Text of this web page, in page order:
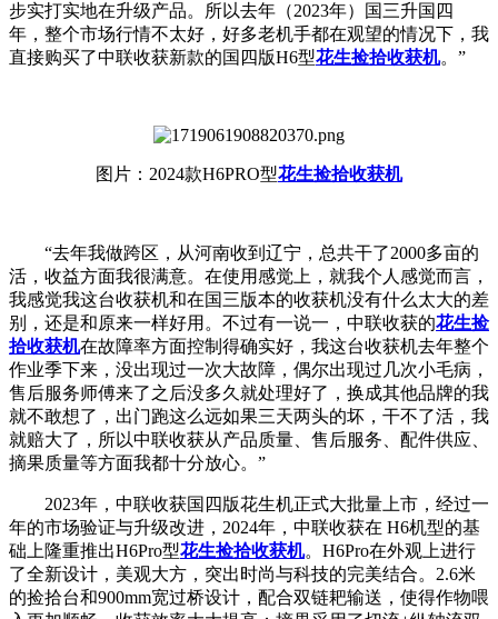
步实打实地在升级产品。所以去年（2023年）国三升国四
年，整个市场行情不太好，好多老机手都在观望的情况下，我
直接购买了中联收获新款的国四版H6型花生捡拾收获机。”
图片：2024款H6PRO型花生捡拾收获机
“去年我做跨区，从河南收到辽宁，总共干了2000多亩的
活，收益方面我很满意。在使用感觉上，就我个人感觉而言，
我感觉我这台收获机和在国三版本的收获机没有什么太大的差
别，还是和原来一样好用。不过有一说一，中联收获的花生捡
拾收获机在故障率方面控制得确实好，我这台收获机去年整个
作业季下来，没出现过一次大故障，偶尔出现过几次小毛病，
售后服务师傅来了之后没多久就处理好了，换成其他品牌的我
就不敢想了，出门跑这么远如果三天两头的坏，干不了活，我
就赔大了，所以中联收获从产品质量、售后服务、配件供应、
摘果质量等方面我都十分放心。”
2023年，中联收获国四版花生机正式大批量上市，经过一
年的市场验证与升级改进，2024年，中联收获在 H6机型的基
础上隆重推出H6Pro型花生捡拾收获机。H6Pro在外观上进行
了全新设计，美观大方，突出时尚与科技的完美结合。2.6米
的捡拾台和900mm宽过桥设计，配合双链耙输送，使得作物喂